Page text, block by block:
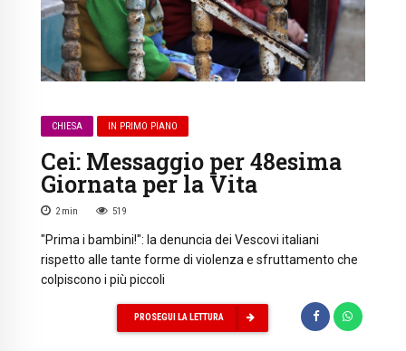
CHIESA IN PRIMO PIANO
Cei: Messaggio per 48esima
Giornata per la Vita
2 min 519
"Prima i bambini!": la denuncia dei Vescovi italiani
rispetto alle tante forme di violenza e sfruttamento che
colpiscono i più piccoli
PROSEGUI LA LETTURA